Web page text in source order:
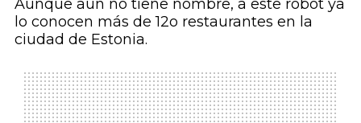
Aunque aún no tiene nombre, a este robot ya
lo conocen más de 12o restaurantes en la
ciudad de Estonia.